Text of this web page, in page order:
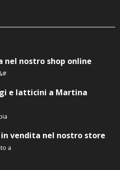
nel nostro shop online
e latticini a Martina
vendita nel nostro store
a